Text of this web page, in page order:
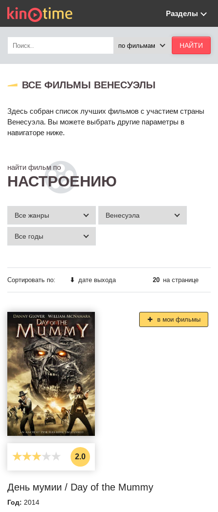
Разделы
ВСЕ ФИЛЬМЫ ВЕНЕСУЭЛЫ
Здесь собран список лучших фильмов с участием страны
Венесуэла. Вы можете выбрать другие параметры в
навигаторе ниже.
найти фильм по
НАСТРОЕНИЮ
Сортировать по: ⬇ дате выхода 20 на странице
2.0
День мумии / Day of the Mummy
Год: 2014
в мои фильмы